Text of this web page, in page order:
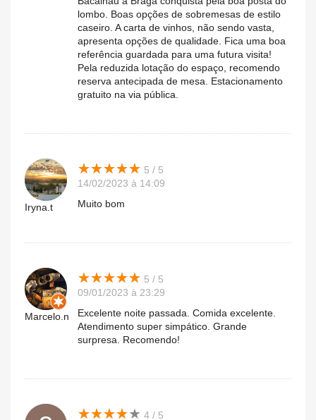
lombo. Boas opções de sobremesas de estilo
caseiro. A carta de vinhos, não sendo vasta,
apresenta opções de qualidade. Fica uma boa
referência guardada para uma futura visita!
Pela reduzida lotação do espaço, recomendo
reserva antecipada de mesa. Estacionamento
gratuito na via pública.
Iryna.t
★★★★★
★★★★★ 5 / 5
14/02/2023 à 14:09
Muito bom
Marcelo.n
★★★★★
★★★★★ 5 / 5
09/01/2023 à 23:29
Excelente noite passada. Comida excelente.
Atendimento super simpático. Grande
surpresa. Recomendo!
★★★★★
★★★★★ 4 / 5